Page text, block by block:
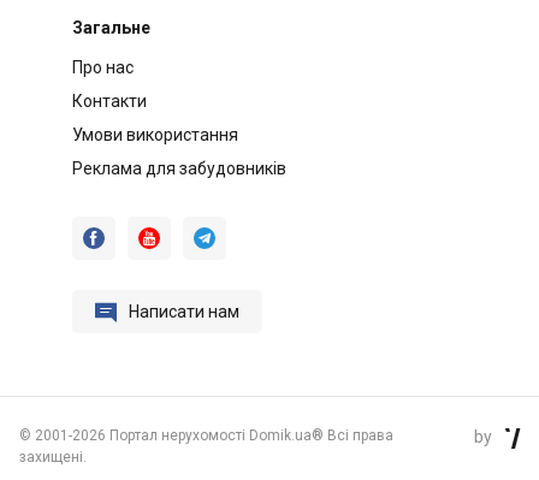
Загальне
Про нас
Контакти
Умови використання
Реклама для забудовників
  
 Написати нам
© 2001-2026 Портал нерухомості Domik.ua® Всі права
захищені.
by 